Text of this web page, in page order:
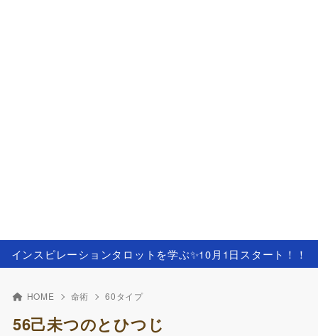
インスピレーションタロットを学ぶ✨️10月1日スタート！！
HOME 命術 60タイプ
56己未つのとひつじ